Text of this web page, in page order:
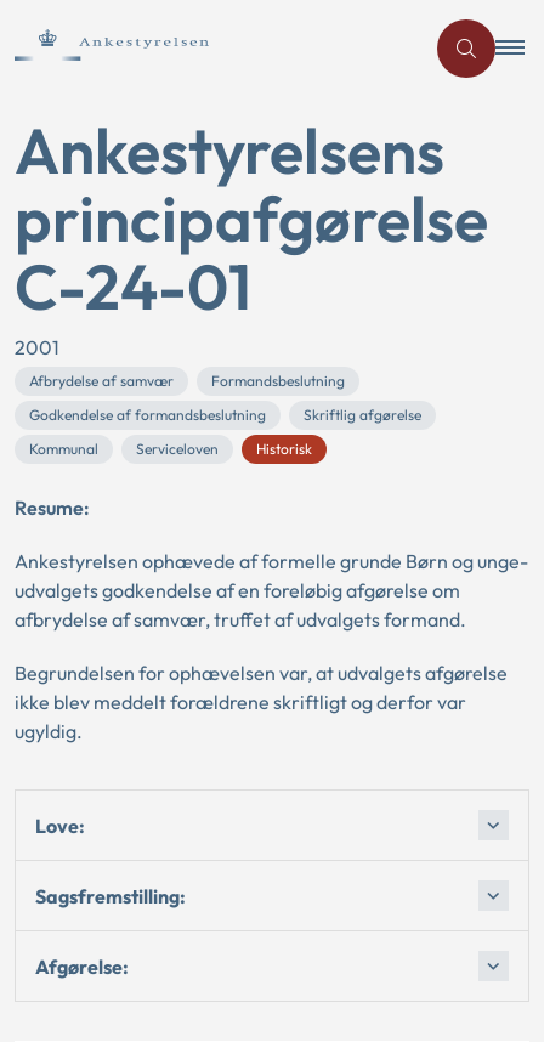
Ankestyrelsens
principafgørelse
C-24-01
2001
Afbrydelse af samvær
Formandsbeslutning
Godkendelse af formandsbeslutning
Skriftlig afgørelse
Kommunal
Serviceloven Historisk
Resume:
Ankestyrelsen ophævede af formelle grunde Børn og unge-
udvalgets godkendelse af en foreløbig afgørelse om
afbrydelse af samvær, truffet af udvalgets formand.
Begrundelsen for ophævelsen var, at udvalgets afgørelse
ikke blev meddelt forældrene skriftligt og derfor var
ugyldig.
Love:
Sagsfremstilling:
Afgørelse: